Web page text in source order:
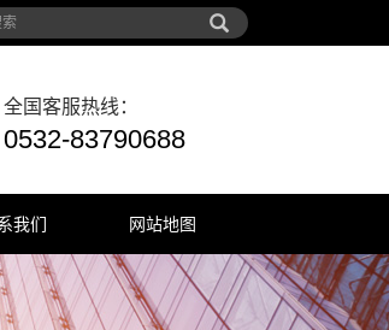
全国客服热线：
0532-83790688
我们 网站地图